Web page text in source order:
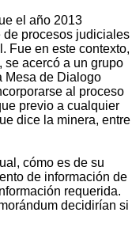
el año 2013
de procesos judiciales
Fue en este contexto,
acercó a un grupo
Mesa de Dialogo
al proceso
previo a cualquier
dice la minera, entre
cómo es de su
de información de
requerida.
decidirían si